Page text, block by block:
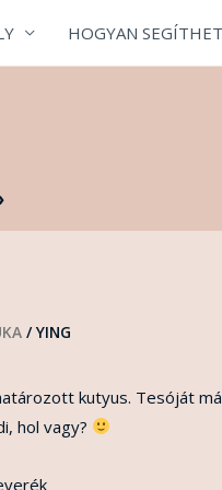
HOGYAN
/ YING
kutyus. Tesóját
hol vagy?